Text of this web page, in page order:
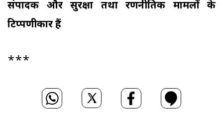
संपादक और सुरक्षा तथा रणनीतिक मामलों के
टिप्पणीकार हैं
***